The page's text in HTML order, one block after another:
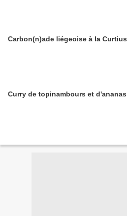
Carbon(n)ade liégeoise à la Curtius
Curry de topinambours et d'ananas